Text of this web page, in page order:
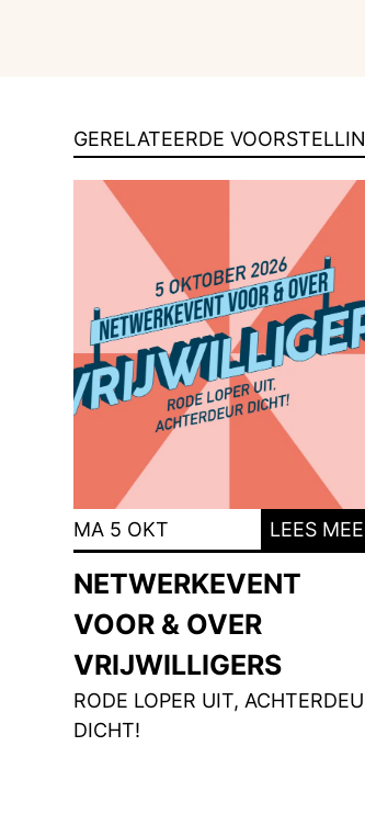
GERELATEERDE
MA 5 OKT LEES
NETWERKEVENT
VOOR & OVER
VRIJWILLIGERS
RODE LOPER UIT,
DICHT!